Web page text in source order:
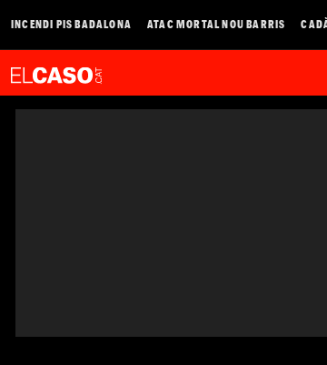
INCENDI PIS BADALONA ATAC MORTAL NOU BARRIS